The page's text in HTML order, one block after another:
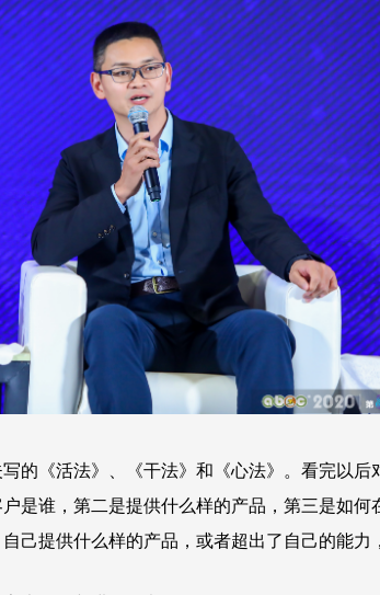
的《活法》、《干法》和《心法》。看完以
是谁，第二是提供什么样的产品，第三是如
己提供什么样的产品，或者超出了自己的能力